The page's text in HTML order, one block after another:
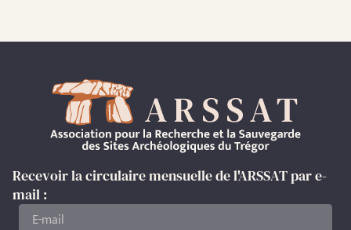
Recevoir la circulaire mensuelle de l'ARSSAT par e-
mail :